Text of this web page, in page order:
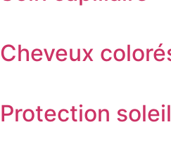
Cheveux
Protection soleil